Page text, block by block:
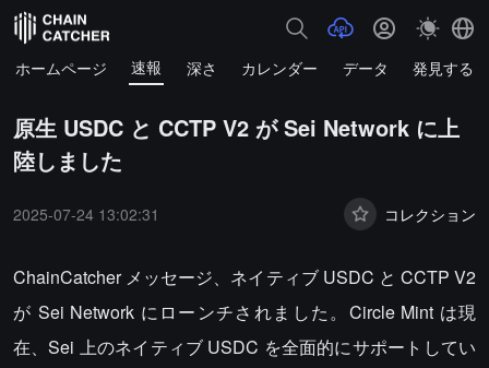
ホームページ 速報 深さ カレンダー データ 発見する
原生 USDC と CCTP V2 が Sei Network に上
陸しました
2025-07-24 13:02:31 コレクション
ChainCatcher メッセージ、ネイティブ USDC と CCTP V2
が Sei Network にローンチされました。Circle Mint は現
在、Sei 上のネイティブ USDC を全面的にサポートしてい